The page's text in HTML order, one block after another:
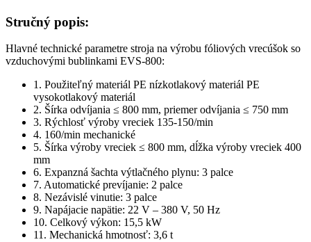
Stručný popis:
Hlavné technické parametre stroja na výrobu fóliových vrecúšok so
vzduchovými bublinkami EVS-800:
1. Použiteľný materiál PE nízkotlakový materiál PE
vysokotlakový materiál
2. Šírka odvíjania ≤ 800 mm, priemer odvíjania ≤ 750 mm
3. Rýchlosť výroby vreciek 135-150/min
4. 160/min mechanické
5. Šírka výroby vreciek ≤ 800 mm, dĺžka výroby vreciek 400
mm
6. Expanzná šachta výtlačného plynu: 3 palce
7. Automatické prevíjanie: 2 palce
8. Nezávislé vinutie: 3 palce
9. Napájacie napätie: 22 V – 380 V, 50 Hz
10. Celkový výkon: 15,5 kW
11. Mechanická hmotnosť: 3,6 t